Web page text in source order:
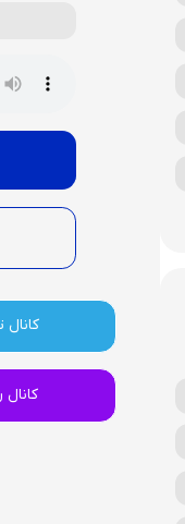
کانال
کانال